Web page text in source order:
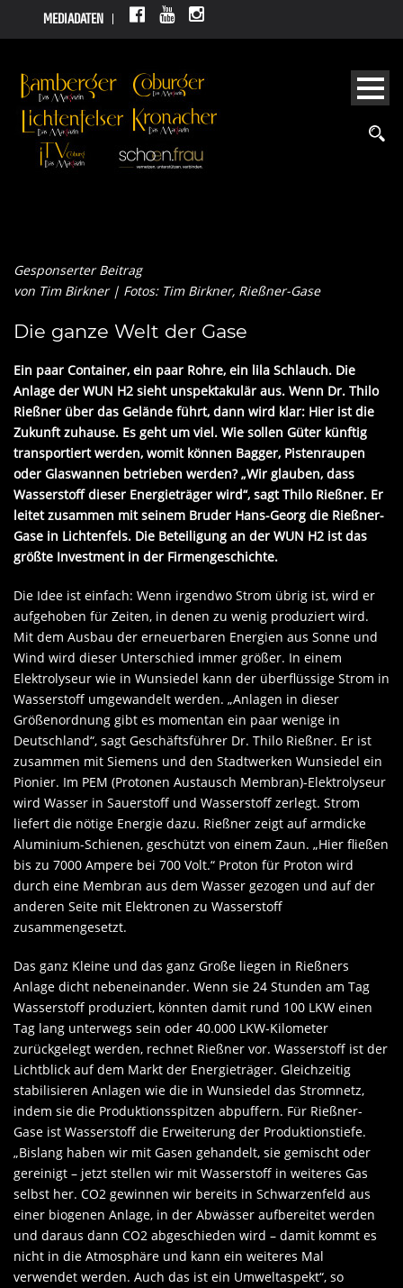
MEDIADATEN
Unternehmen
Wasserstoff ist Zukunft #1
Gesponserter Beitrag
von Tim Birkner | Fotos: Tim Birkner, Rießner-Gase
Die ganze Welt der Gase
Ein paar Container, ein paar Rohre, ein lila Schlauch. Die
Anlage der WUN H2 sieht unspektakulär aus. Wenn Dr. Thilo
Rießner über das Gelände führt, dann wird klar: Hier ist die
Zukunft zuhause. Es geht um viel. Wie sollen Güter künftig
transportiert werden, womit können Bagger, Pistenraupen
oder Glaswannen betrieben werden? „Wir glauben, dass
Wasserstoff dieser Energieträger wird“, sagt Thilo Rießner. Er
leitet zusammen mit seinem Bruder Hans-Georg die Rießner-
Gase in Lichtenfels. Die Beteiligung an der WUN H2 ist das
größte Investment in der Firmengeschichte.
Die Idee ist einfach: Wenn irgendwo Strom übrig ist, wird er
aufgehoben für Zeiten, in denen zu wenig produziert wird.
Mit dem Ausbau der erneuerbaren Energien aus Sonne und
Wind wird dieser Unterschied immer größer. In einem
Elektrolyseur wie in Wunsiedel kann der überflüssige Strom in
Wasserstoff umgewandelt werden. „Anlagen in dieser
Größenordnung gibt es momentan ein paar wenige in
Deutschland“, sagt Geschäftsführer Dr. Thilo Rießner. Er ist
zusammen mit Siemens und den Stadtwerken Wunsiedel ein
Pionier. Im PEM (Protonen Austausch Membran)-Elektrolyseur
wird Wasser in Sauerstoff und Wasserstoff zerlegt. Strom
liefert die nötige Energie dazu. Rießner zeigt auf armdicke
Aluminium-Schienen, geschützt von einem Zaun. „Hier fließen
bis zu 7000 Ampere bei 700 Volt.“ Proton für Proton wird
durch eine Membran aus dem Wasser gezogen und auf der
anderen Seite mit Elektronen zu Wasserstoff
zusammengesetzt.
Das ganz Kleine und das ganz Große liegen in Rießners
Anlage dicht nebeneinander. Wenn sie 24 Stunden am Tag
Wasserstoff produziert, könnten damit rund 100 LKW einen
Tag lang unterwegs sein oder 40.000 LKW-Kilometer
zurückgelegt werden, rechnet Rießner vor. Wasserstoff ist der
Lichtblick auf dem Markt der Energieträger. Gleichzeitig
stabilisieren Anlagen wie die in Wunsiedel das Stromnetz,
indem sie die Produktionsspitzen abpuffern. Für Rießner-
Gase ist Wasserstoff die Erweiterung der Produktionstiefe.
„Bislang haben wir mit Gasen gehandelt, sie gemischt oder
gereinigt – jetzt stellen wir mit Wasserstoff in weiteres Gas
selbst her. CO2 gewinnen wir bereits in Schwarzenfeld aus
einer biogenen Anlage, in der Abwässer aufbereitet werden
und daraus dann CO2 abgeschieden wird – damit kommt es
nicht in die Atmosphäre und kann ein weiteres Mal
verwendet werden. Auch das ist ein Umweltaspekt“, so